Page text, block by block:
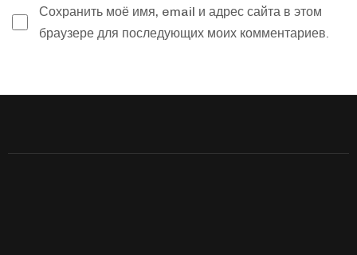
Сохранить моё имя, email и адрес сайта в этом
браузере для последующих моих комментариев.